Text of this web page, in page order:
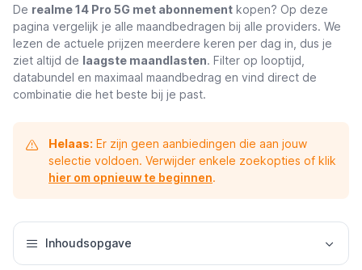
De realme 14 Pro 5G met abonnement kopen? Op deze
pagina vergelijk je alle maandbedragen bij alle providers. We
lezen de actuele prijzen meerdere keren per dag in, dus je
ziet altijd de laagste maandlasten. Filter op looptijd,
databundel en maximaal maandbedrag en vind direct de
combinatie die het beste bij je past.
Helaas: Er zijn geen aanbiedingen die aan jouw
selectie voldoen. Verwijder enkele zoekopties of klik
hier om opnieuw te beginnen.
Inhoudsopgave